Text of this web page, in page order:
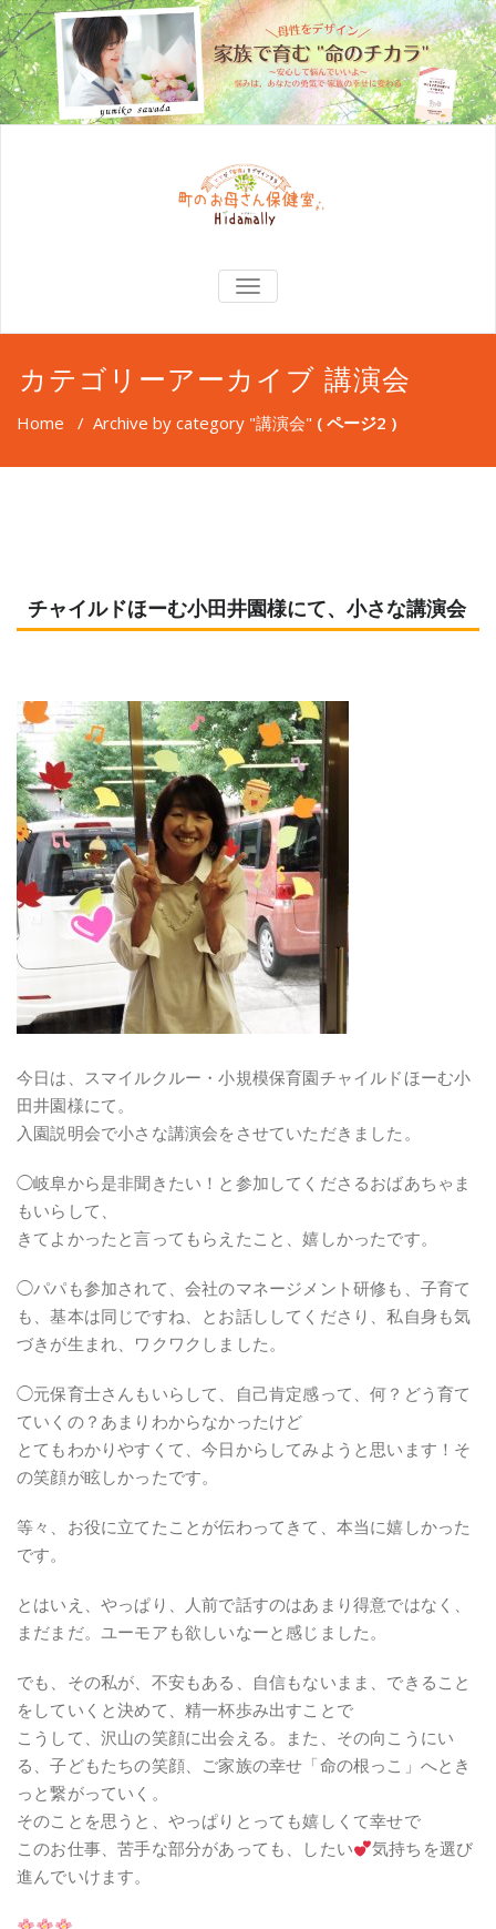
TOGGLE
NAVIGATION
カテゴリーアーカイブ 講演会
Home / Archive by category "講演会" ( ページ2 )
チャイルドほーむ小田井園様にて、小さな講演会
今日は、スマイルクルー・小規模保育園チャイルドほーむ小
田井園様にて。
入園説明会で小さな講演会をさせていただきました。
◯岐阜から是非聞きたい！と参加してくださるおばあちゃま
もいらして、
きてよかったと言ってもらえたこと、嬉しかったです。
◯パパも参加されて、会社のマネージメント研修も、子育て
も、基本は同じですね、とお話ししてくださり、私自身も気
づきが生まれ、ワクワクしました。
◯元保育士さんもいらして、自己肯定感って、何？どう育て
ていくの？あまりわからなかったけど
とてもわかりやすくて、今日からしてみようと思います！そ
の笑顔が眩しかったです。
等々、お役に立てたことが伝わってきて、本当に嬉しかった
です。
とはいえ、やっぱり、人前で話すのはあまり得意ではなく、
まだまだ。ユーモアも欲しいなーと感じました。
でも、その私が、不安もある、自信もないまま、できること
をしていくと決めて、精一杯歩み出すことで
こうして、沢山の笑顔に出会える。また、その向こうにい
る、子どもたちの笑顔、ご家族の幸せ「命の根っこ」へとき
っと繋がっていく。
そのことを思うと、やっぱりとっても嬉しくて幸せで
このお仕事、苦手な部分があっても、したい
気持ちを選び
進んでいけます。